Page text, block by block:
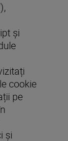
și
cookie
pe
și